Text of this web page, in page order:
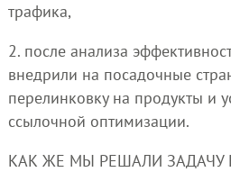
трафика,
2. после анализа
внедрили на посадочные
перелинковку на продукты и
ссылочной оптимизации.
КАК ЖЕ МЫ РЕШАЛИ ЗАДАЧУ